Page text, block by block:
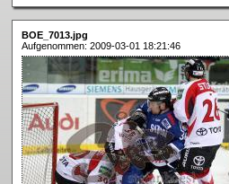
BOE_7013.jpg
Aufgenommen: 2009-03-01 18:21:46